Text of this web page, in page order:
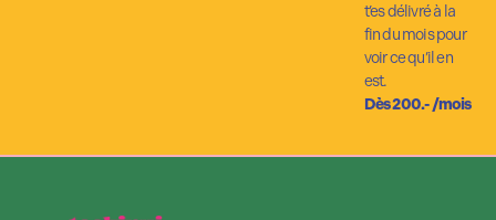
t’es délivré à la
fin du mois pour
voir ce qu’il en
est.
Dès 200.- /mois